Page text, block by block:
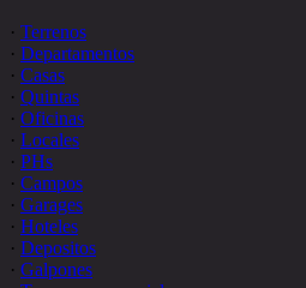
· Terrenos
· Departamentos
· Casas
· Quintas
· Oficinas
· Locales
· PHs
· Campos
· Garages
· Hoteles
· Depositos
· Galpones